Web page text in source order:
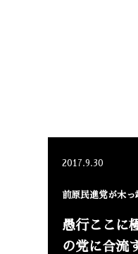
2017.9.30
前原民進党が木っ
愚行ここに
の党に合流